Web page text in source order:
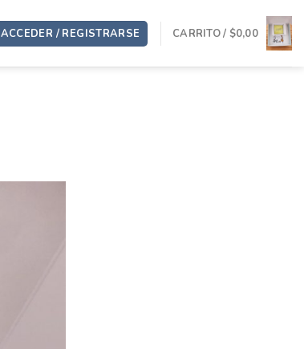
ACCEDER / REGISTRARSE CARRITO / $0,00